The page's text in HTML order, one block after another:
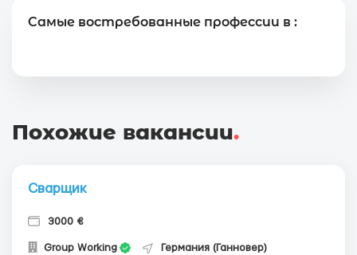
Самые востребованные профессии в :
Похожие вакансии.
Сварщик
3000 €
Group Working Германия (Ганновер)